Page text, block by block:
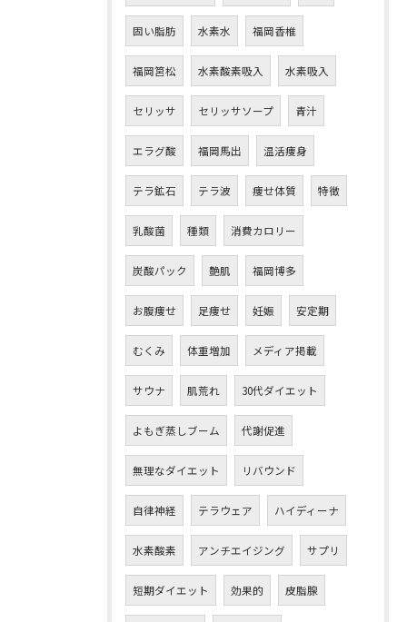
固い脂肪 水素水 福岡香椎
福岡筥松 水素酸素吸入 水素吸入
セリッサ セリッサソープ 青汁
エラグ酸 福岡馬出 温活痩身
テラ鉱石 テラ波 痩せ体質 特徴
乳酸菌 種類 消費カロリー
炭酸パック 艶肌 福岡博多
お腹痩せ 足痩せ 妊娠 安定期
むくみ 体重増加 メディア掲載
サウナ 肌荒れ 30代ダイエット
よもぎ蒸しブーム 代謝促進
無理なダイエット リバウンド
自律神経 テラウェア ハイディーナ
水素酸素 アンチエイジング サプリ
短期ダイエット 効果的 皮脂腺
ご予約はこちら